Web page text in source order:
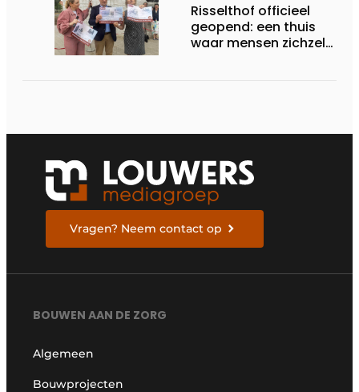
Risselthof officieel
geopend: een thuis
waar mensen zichzelf
Vragen? Neem contact op
BOUWEN AAN DE ZORG
Algemeen
Bouwprojecten